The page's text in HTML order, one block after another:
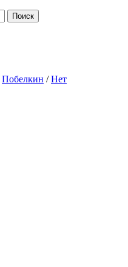
Побелкин /Нет